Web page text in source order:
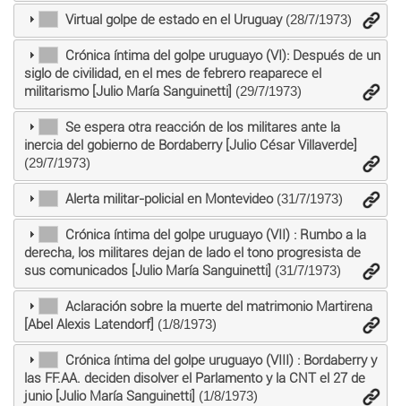
Virtual golpe de estado en el Uruguay(28/7/1973)
Crónica íntima del golpe uruguayo (VI): Después de un
siglo de civilidad, en el mes de febrero reaparece el
militarismo [Julio María Sanguinetti] (29/7/1973)
Se espera otra reacción de los militares ante la
inercia del gobierno de Bordaberry [Julio César Villaverde]
(29/7/1973)
Alerta militar-policial en Montevideo(31/7/1973)
Crónica íntima del golpe uruguayo (VII) : Rumbo a la
derecha, los militares dejan de lado el tono progresista de
sus comunicados [Julio María Sanguinetti] (31/7/1973)
Aclaración sobre la muerte del matrimonio Martirena
[Abel Alexis Latendorf] (1/8/1973)
Crónica íntima del golpe uruguayo (VIII) : Bordaberry y
las FF.AA. deciden disolver el Parlamento y la CNT el 27 de
junio [Julio María Sanguinetti] (1/8/1973)